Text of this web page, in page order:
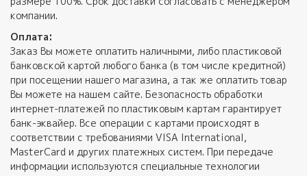
компании.
Оплата:
Заказ Вы можете оплатить наличными, либо пластиковой
банковской картой любого банка (в том числе кредитной)
при посещении нашего магазина, а так же оплатить товар
Вы можете на нашем сайте. Безопасность обработки
интернет-платежей по пластиковым картам гарантирует
банк-эквайер. Все операции с картами происходят в
соответствии с требованиями VISA International,
MasterCard и других платежных систем. При передаче
информации используются специальные технологии